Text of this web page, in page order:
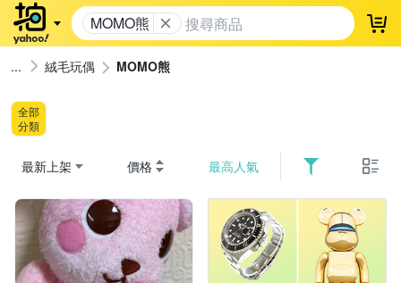
MOMO熊 登
絨毛玩偶 MOMO熊
全部
分類
最新上架 價格 最高人氣